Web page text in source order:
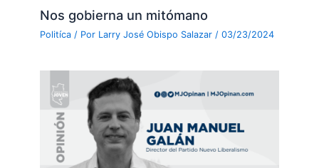
Nos gobierna un mitómano
Politíca / Por Larry José Obispo Salazar/03/23/2024